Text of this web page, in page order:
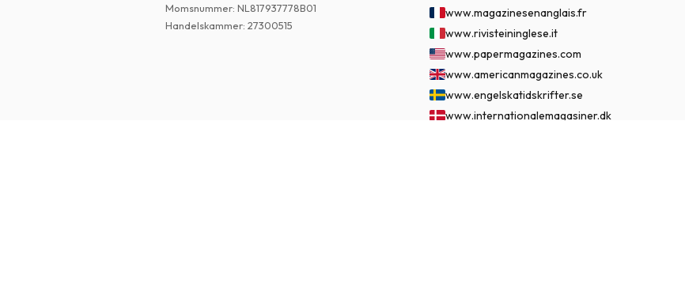
Momsnummer: NL817937778B01
Handelskammer: 27300515
www.magazinesenanglais.fr
www.rivisteininglese.it
www.papermagazines.com
www.americanmagazines.co.uk
www.engelskatidskrifter.se
www.internationalemagasiner.dk